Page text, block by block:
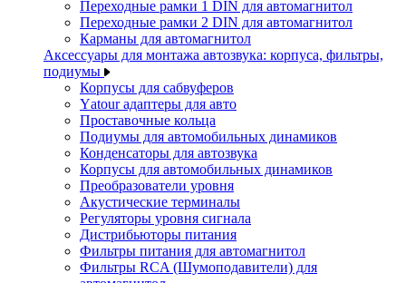
Переходные рамки 1 DIN для автомагнитол
Переходные рамки 2 DIN для автомагнитол
Карманы для автомагнитол
Аксессуары для монтажа автозвука: корпуса, фильтры,
подиумы
Корпусы для сабвуферов
Yаtour адаптеры для авто
Проставочные кольца
Подиумы для автомобильных динамиков
Конденсаторы для автозвука
Корпусы для автомобильных динамиков
Преобразователи уровня
Акустические терминалы
Регуляторы уровня сигнала
Дистрибьюторы питания
Фильтры питания для автомагнитол
Фильтры RCA (Шумоподавители) для